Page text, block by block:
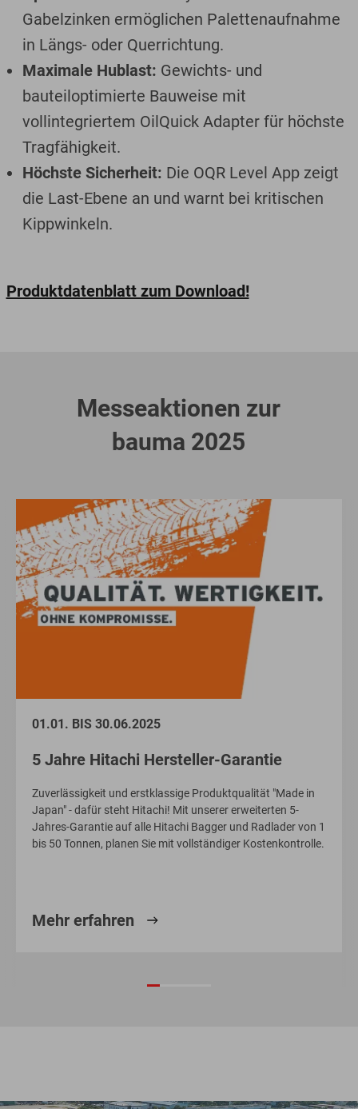
Gabelzinken ermöglichen Palettenaufnahme
in Längs- oder Querrichtung.
Maximale Hublast: Gewichts- und
bauteiloptimierte Bauweise mit
vollintegriertem OilQuick Adapter für höchste
Tragfähigkeit.
Höchste Sicherheit: Die OQR Level App zeigt
die Last-Ebene an und warnt bei kritischen
Kippwinkeln.
Produktdatenblatt zum Download!
Messeaktionen zur
bauma 2025
01.01. BIS 30.06.2025
5 Jahre Hitachi Hersteller-Garantie
Zuverlässigkeit und erstklassige Produktqualität "Made in
Japan" - dafür steht Hitachi! Mit unserer erweiterten 5-
Jahres-Garantie auf alle Hitachi Bagger und Radlader von 1
bis 50 Tonnen, planen Sie mit vollständiger Kostenkontrolle.
Mehr erfahren